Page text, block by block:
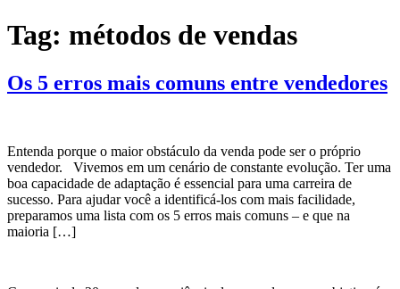
Tag: métodos de vendas
Os 5 erros mais comuns entre vendedores
Entenda porque o maior obstáculo da venda pode ser o próprio
vendedor. Vivemos em um cenário de constante evolução. Ter uma
boa capacidade de adaptação é essencial para uma carreira de
sucesso. Para ajudar você a identificá-los com mais facilidade,
preparamos uma lista com os 5 erros mais comuns – e que na
maioria […]